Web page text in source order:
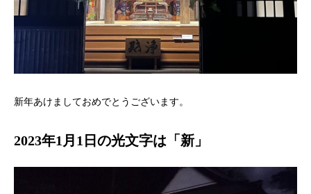
新年あけましておめでとうございます。
2023年1月1日の光文字は「新」